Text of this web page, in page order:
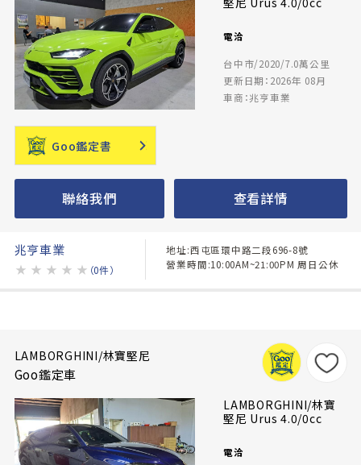
電洽
台中市/2020/7.0萬公里
更新日期：2026年 08月
車商：兆亨車業
Goo鑑定書
聯絡我們 查看詳情
兆亨車業
★ ★ ★ ★ ★ （0件）
地址:西屯區環中路二段696-8號
營業時間:10:00AM~21:00PM 周日公休
LAMBORGHINI/林寶堅尼
Goo鑑定車
LAMBORGHINI/林寶
堅尼 Urus 4.0/0cc
電洽